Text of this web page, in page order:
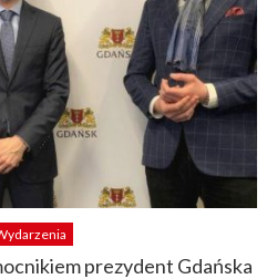
prezydent Gdańska